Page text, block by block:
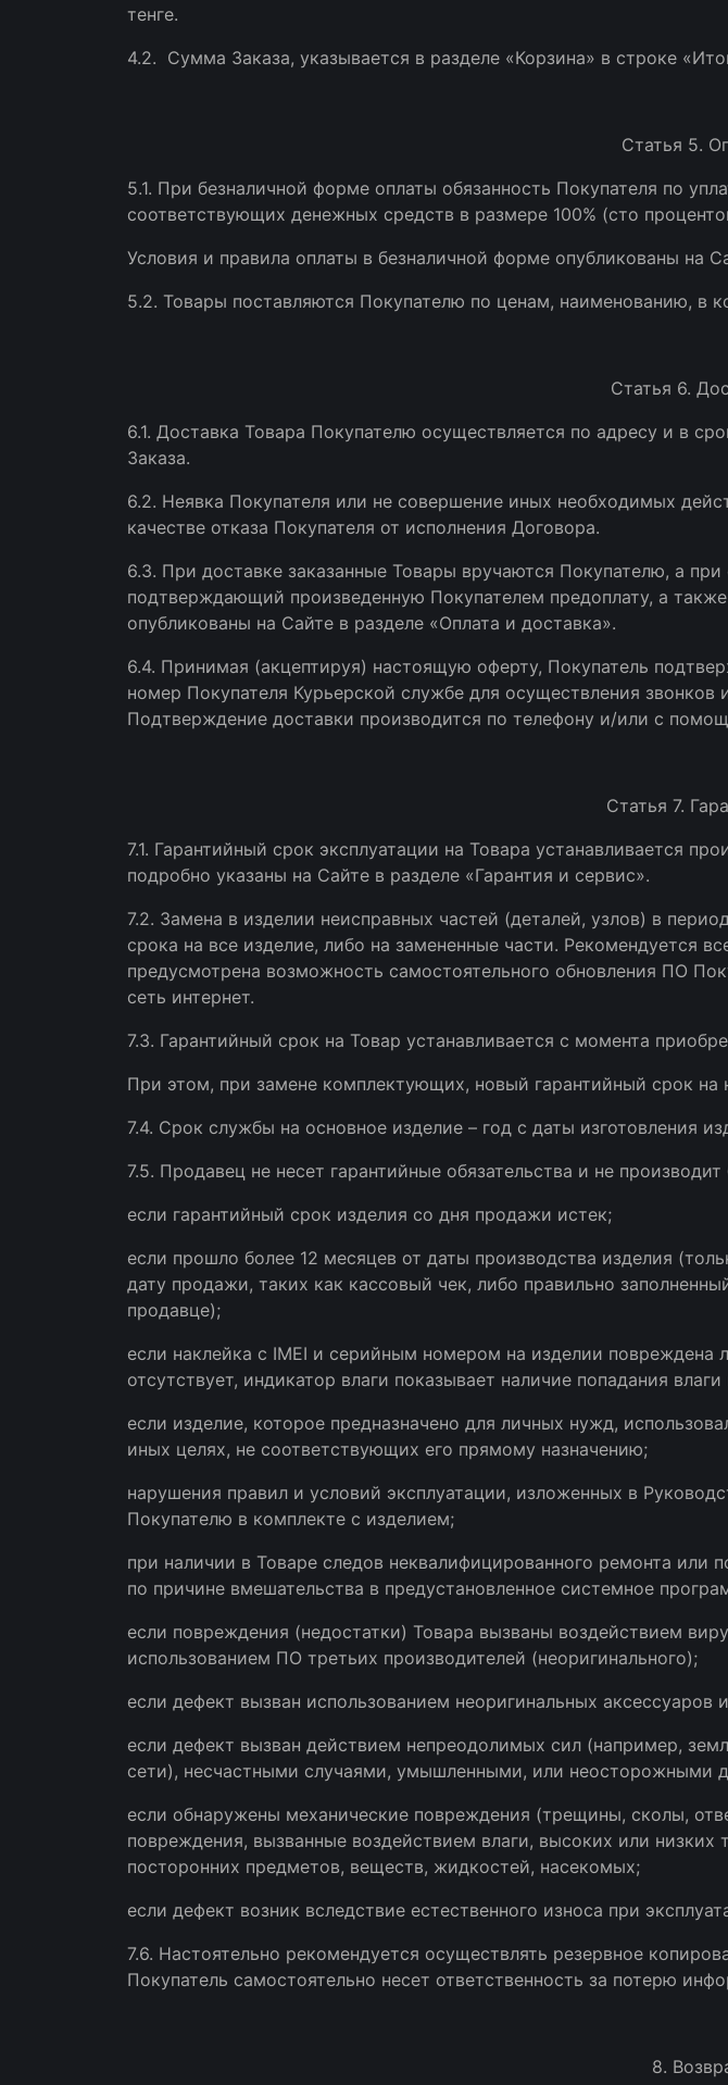
тенге.
4.2. Сумма Заказа, указывается в разделе «Корзина» в строке
Статья 5.
5.1. При безналичной форме оплаты обязанность Покупателя по
соответствующих денежных средств в размере 100% (сто
Условия и правила оплаты в безналичной форме опубликованы на
5.2. Товары поставляются Покупателю по ценам, наименованию, в
Статья 6.
6.1. Доставка Товара Покупателю осуществляется по адресу и в
Заказа.
6.2. Неявка Покупателя или не совершение иных необходимых
качестве отказа Покупателя от исполнения Договора.
6.3. При доставке заказанные Товары вручаются Покупателю, а
подтверждающий произведенную Покупателем предоплату, а
опубликованы на Сайте в разделе «Оплата и доставка».
6.4. Принимая (акцептируя) настоящую оферту, Покупатель
номер Покупателя Курьерской службе для осуществления
Подтверждение доставки производится по телефону и/или с
Статья 7.
7.1. Гарантийный срок эксплуатации на Товара устанавливается
подробно указаны на Сайте в разделе «Гарантия и сервис».
7.2. Замена в изделии неисправных частей (деталей, узлов) в
срока на все изделие, либо на замененные части. Рекомендуется
предусмотрена возможность самостоятельного обновления ПО
сеть интернет.
7.3. Гарантийный срок на Товар устанавливается с момента
При этом, при замене комплектующих, новый гарантийный срок на
7.4. Срок службы на основное изделие – год с даты изготовления
7.5. Продавец не несет гарантийные обязательства и не
если гарантийный срок изделия со дня продажи истек;
если прошло более 12 месяцев от даты производства изделия
дату продажи, таких как кассовый чек, либо правильно
продавце);
если наклейка с IMEI и серийным номером на изделии повреждена
отсутствует, индикатор влаги показывает наличие попадания влаги
если изделие, которое предназначено для личных нужд,
иных целях, не соответствующих его прямому назначению;
нарушения правил и условий эксплуатации, изложенных в
Покупателю в комплекте с изделием;
при наличии в Товаре следов неквалифицированного ремонта или
по причине вмешательства в предустановленное системное
если повреждения (недостатки) Товара вызваны воздействием
использованием ПО третьих производителей (неоригинального);
если дефект вызван использованием неоригинальных
если дефект вызван действием непреодолимых сил (например,
сети), несчастными случаями, умышленными, или неосторожными
если обнаружены механические повреждения (трещины, сколы,
повреждения, вызванные воздействием влаги, высоких или
посторонних предметов, веществ, жидкостей, насекомых;
если дефект возник вследствие естественного износа при
7.6. Настоятельно рекомендуется осуществлять резервное
Покупатель самостоятельно несет ответственность за потерю
8.